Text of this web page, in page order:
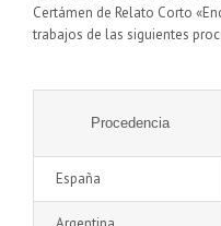
Certámen de Relato Corto
trabajos de las siguientes
Procedencia
España